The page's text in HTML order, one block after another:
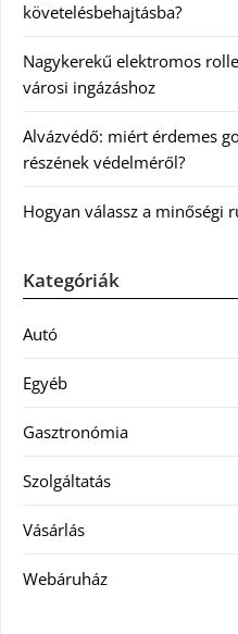
követelésbehajtásba?
Nagykerekű elektromos
városi ingázáshoz
Alvázvédő: miért érdemes
részének védelméről?
Hogyan válassz a minőségi
Kategóriák
Autó
Egyéb
Gasztronómia
Szolgáltatás
Vásárlás
Webáruház